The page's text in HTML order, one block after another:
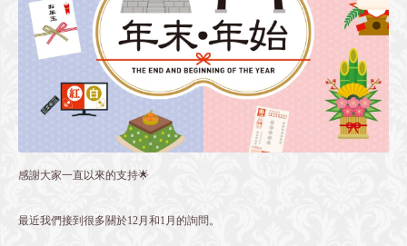
感謝大家一直以來的支持🌟
最近我們接到很多關於12月和1月的詢問。